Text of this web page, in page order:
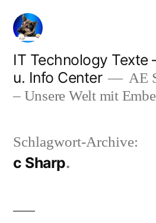
Zum
Inhalt
springen
IT Technology Texte
u. Info Center
AE
– Unsere Welt mit
Schlagwort-Archive:
c Sharp